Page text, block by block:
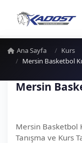
Ana Sayfa Kurs
Mersin Basketbol
Mersin
Mersin Basketbol
Tanışma ve Kurs